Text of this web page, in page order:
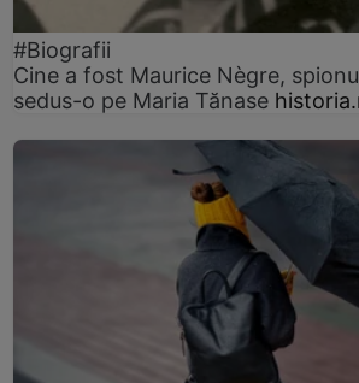
#Biografii
Cine a fost Maurice Nègre,
sedus-o pe Maria Tănase